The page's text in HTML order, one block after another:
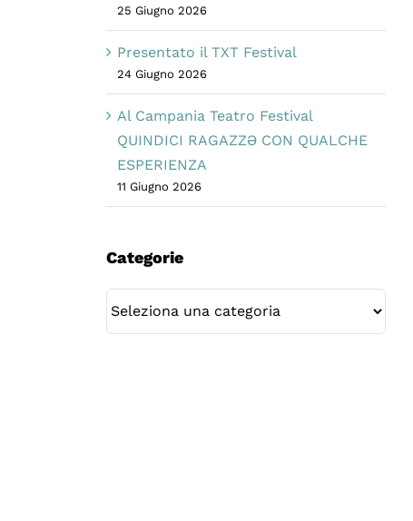
25 Giugno 2026
Presentato il TXT Festival
24 Giugno 2026
Al Campania Teatro Festival
QUINDICI RAGAZZƏ CON QUALCHE
ESPERIENZA
11 Giugno 2026
Categorie